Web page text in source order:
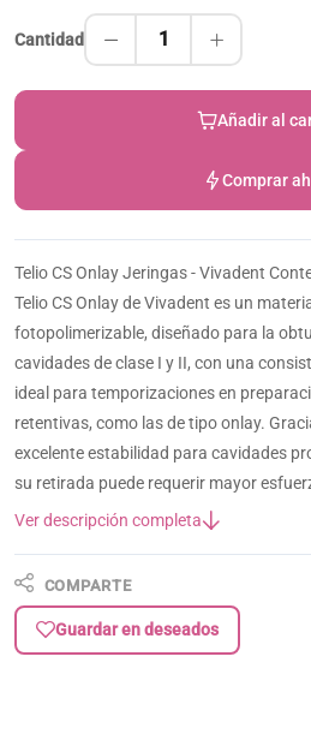
Cantidad 1
Añadir al
Comprar
Telio CS Onlay Jeringas - Vivadent
Telio CS Onlay de Vivadent es un
fotopolimerizable, diseñado para la
cavidades de clase I y II, con una
ideal para temporizaciones en
retentivas, como las de tipo onlay.
excelente estabilidad para cavidades
su retirada puede requerir mayor
Ver descripción completa
COMPARTE
Guardar en deseados